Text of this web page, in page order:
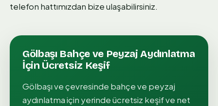
telefon hattımızdan bize ulaşabilirsiniz.
Gölbaşı Bahçe ve Peyzaj Aydınlatma
İçin Ücretsiz Keşif
Gölbaşıve çevresinde bahçe ve peyzaj
aydınlatmaiçin yerinde ücretsiz keşif ve net